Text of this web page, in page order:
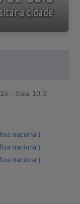
a cidade
- Sala 10.3
nacional)
nacional)
nacional)